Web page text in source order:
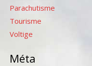
Parachutisme
Tourisme
Voltige
Méta